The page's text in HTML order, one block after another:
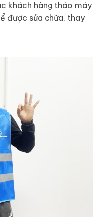
khách hàng tháo máy
được sửa chữa, thay